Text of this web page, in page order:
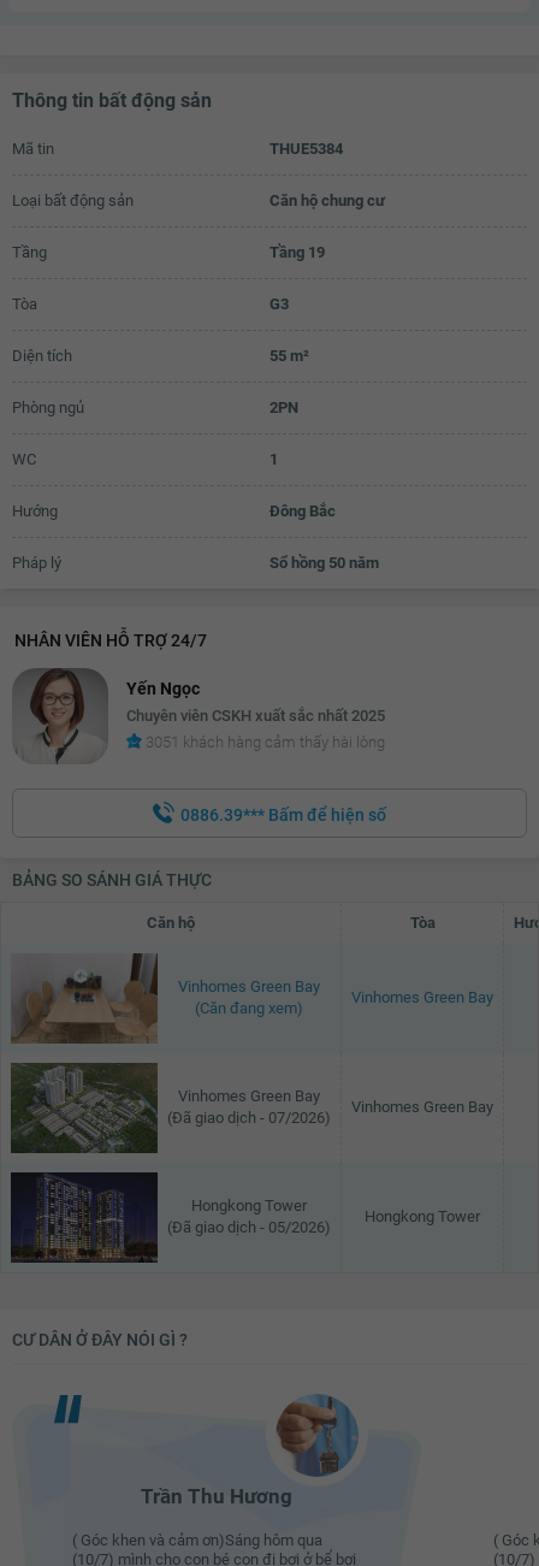
Thông tin bất động sản
Mã tin THUE5384
Loại bất động sản Căn hộ chung cư
Tầng Tầng 19
Tòa G3
Diện tích 55 m²
Phòng ngủ 2PN
WC 1
Hướng Đông Bắc
Pháp lý Sổ hồng 50 năm
NHÂN VIÊN HỖ TRỢ 24/7
Yến Ngọc
Chuyên viên CSKH xuất sắc nhất 2025
3051 khách hàng cảm thấy hài lòng
0886.39*** Bấm để hiện số
BẢNG SO SÁNH GIÁ THỰC
Căn hộ Tòa
Vinhomes Green Bay
(Căn đang xem)
Vinhomes Green Bay
Vinhomes Green Bay
(Đã giao dịch - 07/2026)
Vinhomes Green Bay
Hongkong Tower
(Đã giao dịch - 05/2026)
Hongkong Tower
CƯ DÂN Ở ĐÂY NÓI GÌ ?
Trần Thu Hương
( Góc khen và cảm ơn)Sáng hôm qua
(10/7) mình cho con bé con đi bơi ở bể bơi
( Góc
(10/7)